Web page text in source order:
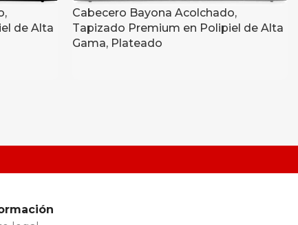
de Alta
Cabecero Bayona Acolchado,
Tapizado Premium en Polipiel de Alta
Gama, Plateado